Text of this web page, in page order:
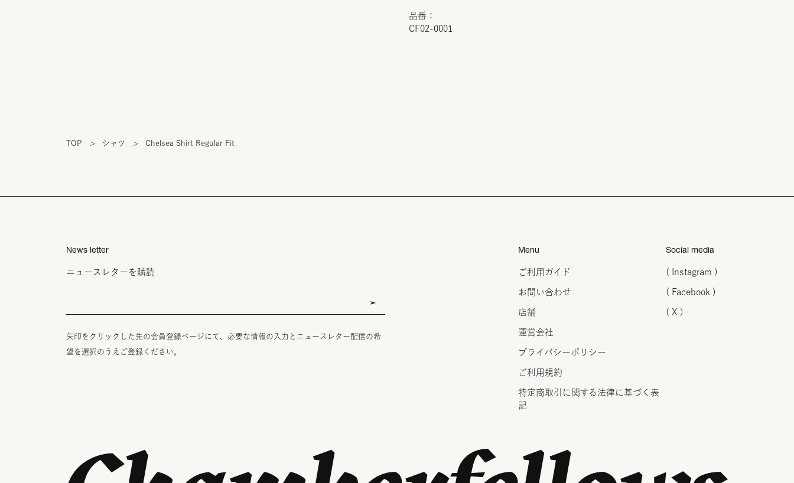
品番：
CF02-0001
TOP > シャツ > Chelsea Shirt Regular Fit
News letter
ニュースレターを購読
矢印をクリックした先の会員登録ページにて、必要な情報の入力とニュースレター配信の希
望を選択のうえご登録ください。
Menu
ご利用ガイド
お問い合わせ
店舗
運営会社
プライバシーポリシー
ご利用規約
特定商取引に関する法律に 基づく表
記
Social media
( Instagram )
( Facebook )
( X )